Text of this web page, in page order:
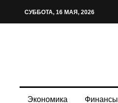
СУББОТА, 16 МАЯ, 2026
Экономика Финансы